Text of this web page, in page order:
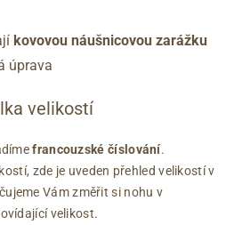
kovovou náušnicovou zarážku
úprava
velikostí
francouzské číslování.
zde je uveden přehled velikostí v
Vám změřit si nohu v
velikost.